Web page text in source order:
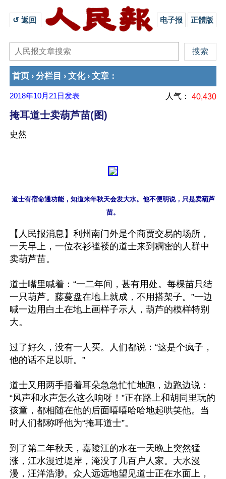
↺ 返回 电子报 正體版
首页 › 分栏目 › 文化› 文章 ：
2018年10月21日 发表 人气： 40,430
掩耳道士卖葫芦苗(图)
史然
道士有宿命通功能，知道来年秋天会发大水。他不便明说，只是卖葫芦
【人民报消息】利州南门外是个商贾交易的场所，
一天早上，一位衣衫褴褛的道士来到稠密的人群中
卖葫芦苗。
道士嘴里喊着：“一二年间，甚有用处。每棵苗只结
一只葫芦。藤蔓盘在地上就成，不用搭架子。”一边
喊一边用白土在地上画样子示人，葫芦的模样特别
大。
过了好久，没有一人买。人们都说：“这是个疯子，
他的话不足以听。”
道士又用两手捂着耳朵急急忙忙地跑，边跑边说：
“风声和水声怎么这么响呀！”正在路上和胡同里玩的
孩童，都相随在他的后面嘻嘻哈哈地起哄笑他。当
时人们都称呼他为“掩耳道士”。
到了第二年秋天，嘉陵江的水在一天晚上突然猛
涨，江水漫过堤岸，淹没了几百户人家。大水漫
漫，汪洋浩渺。众人远远地望见道士正在水面上，